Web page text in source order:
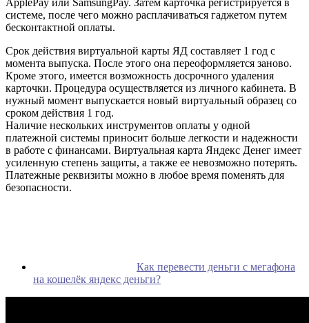
системе, после чего можно расплачиваться гаджетом путем
бесконтактной оплаты.
Срок действия виртуальной карты ЯД составляет 1 год с
момента выпуска. После этого она переоформляется заново.
Кроме этого, имеется возможность досрочного удаления
карточки. Процедура осуществляется из личного кабинета. В
нужный момент выпускается новый виртуальный образец со
сроком действия 1 год.
Наличие нескольких инструментов оплаты у одной
платежной системы приносит больше легкости и надежности
в работе с финансами. Виртуальная карта Яндекс Денег имеет
усиленную степень защиты, а также ее невозможно потерять.
Платежные реквизиты можно в любое время поменять для
безопасности.
Как перевести деньги с мегафона
на кошелёк яндекс деньги?